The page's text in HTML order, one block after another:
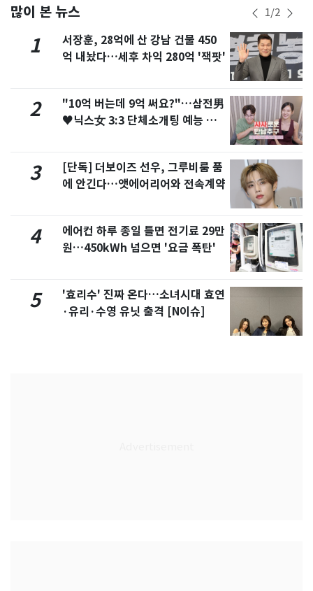
많이 본 뉴스 1/2
1
서장훈, 28억에 산 강남 건물 450
억 내놨다…세후 차익 280억 '잭팟'
2
"10억 버는데 9억 써요?"…삼전男
♥닉스女 3:3 단체소개팅 예능 화
3
[단독] 더보이즈 선우, 그루비룸 품
에 안긴다…앳에어리어와 전속계약
4
에어컨 하루 종일 틀면 전기료 29만
원…450kWh 넘으면 '요금 폭탄'
5
'효리수' 진짜 온다…소녀시대 효연
·유리·수영 유닛 출격 [N이슈]